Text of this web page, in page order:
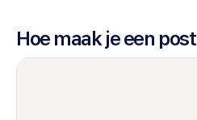
Hoe maak je een post